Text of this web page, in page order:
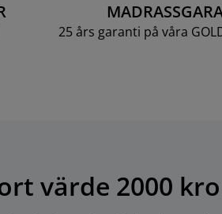
25 års garanti på våra
värde 2000